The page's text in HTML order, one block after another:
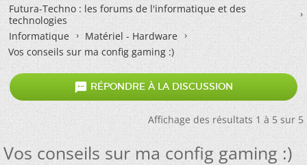
Futura-Techno : les forums de l'informatique et des
technologies
Informatique
Matériel - Hardware
Vos conseils sur ma config gaming :)
 RÉPONDRE À LA DISCUSSION
Affichage des résultats 1 à 5 sur 5
Vos conseils sur ma config gaming :)